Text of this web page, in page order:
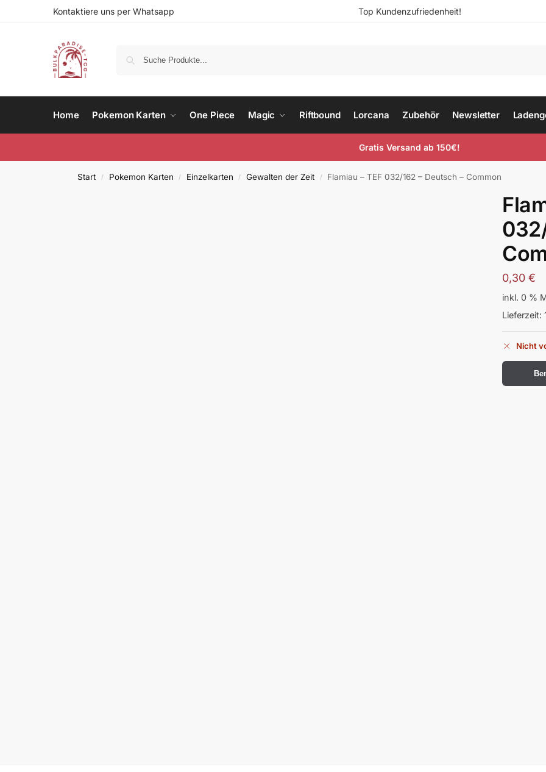
Kontaktiere uns per Whatsapp Top Kundenzufriedenheit!
Home Pokemon Karten One Piece Magic Riftbound Lorcana Zubehör Newsletter
Gratis Versand ab 150€!
Start / Pokemon Karten / Einzelkarten / Gewalten der Zeit / Flamiau – TEF 032/162 – Deutsch – Common
0,30€
inkl. 0 %
Lieferzeit:
Nicht